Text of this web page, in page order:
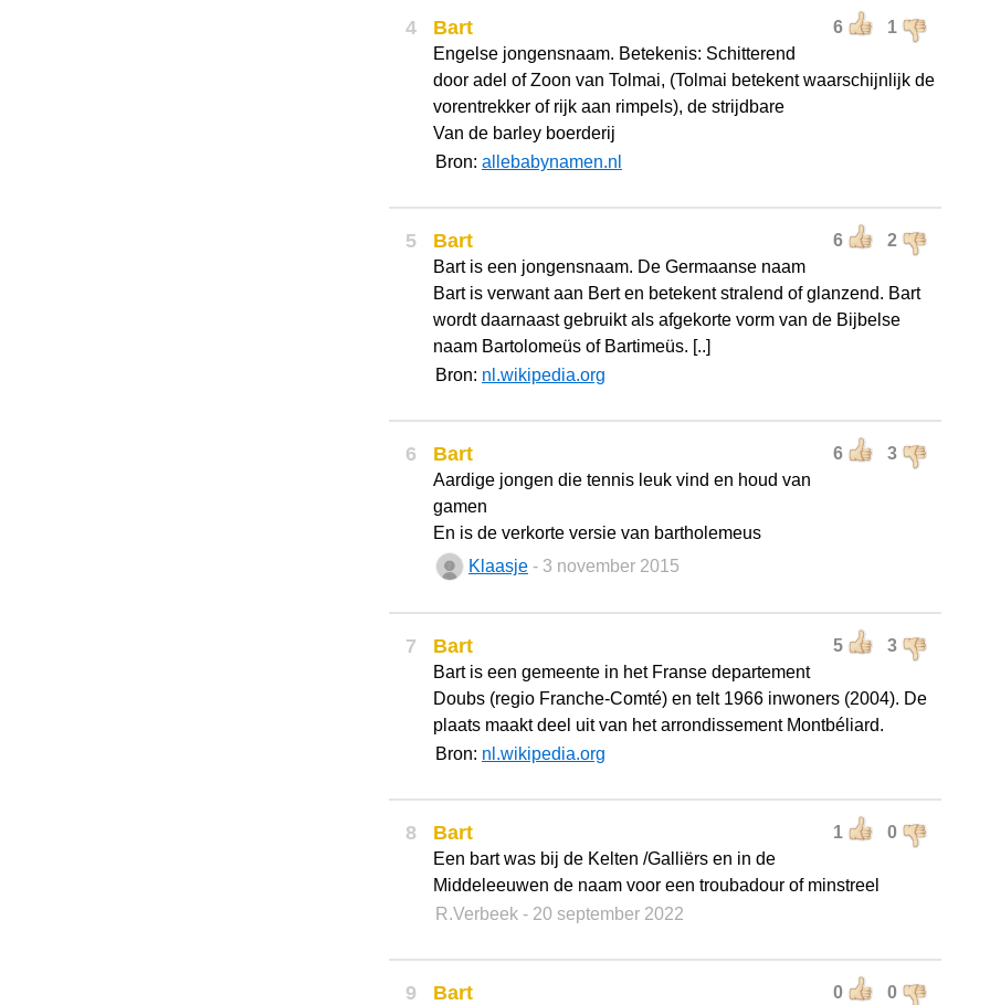
4 6 1
Bart
Engelse jongensnaam. Betekenis: Schitterend
door adel of Zoon van Tolmai, (Tolmai betekent waarschijnlijk de
vorentrekker of rijk aan rimpels), de strijdbare
Van de barley boerderij
Bron: allebabynamen.nl
5 6 2
Bart
Bart is een jongensnaam. De Germaanse naam
Bart is verwant aan Bert en betekent stralend of glanzend. Bart
wordt daarnaast gebruikt als afgekorte vorm van de Bijbelse
naam Bartolomeüs of Bartimeüs. [..]
Bron: nl.wikipedia.org
6 6 3
Bart
Aardige jongen die tennis leuk vind en houd van
gamen
En is de verkorte versie van bartholemeus
Klaasje - 3 november 2015
7 5 3
Bart
Bart is een gemeente in het Franse departement
Doubs (regio Franche-Comté) en telt 1966 inwoners (2004). De
plaats maakt deel uit van het arrondissement Montbéliard.
Bron: nl.wikipedia.org
8 1 0
Bart
Een bart was bij de Kelten /Galliërs en in de
Middeleeuwen de naam voor een troubadour of minstreel
R.Verbeek - 20 september 2022
9 0 0
Bart